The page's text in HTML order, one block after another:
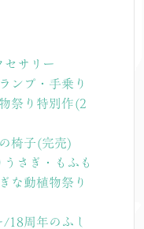
セサリー
ンプ・手乗り
祭り特別作(2
椅子(完売)
さぎ・もふも
な動植物祭り
18周年のふし